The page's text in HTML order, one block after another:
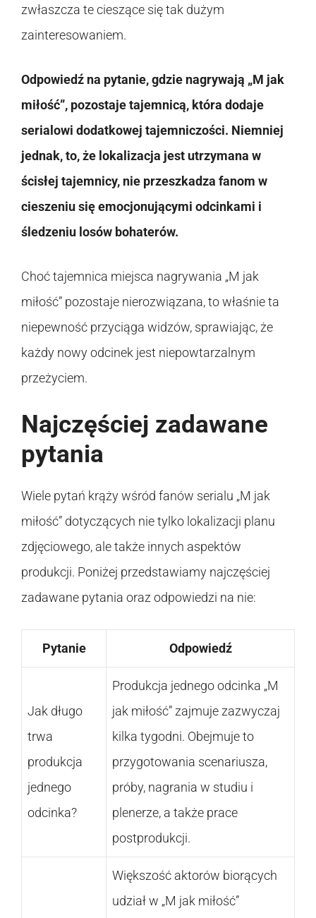
zwłaszcza te cieszące się tak dużym
zainteresowaniem.
Odpowiedź na pytanie, gdzie nagrywają „M jak
miłość”, pozostaje tajemnicą, która dodaje
serialowi dodatkowej tajemniczości. Niemniej
jednak, to, że lokalizacja jest utrzymana w
ścisłej tajemnicy, nie przeszkadza fanom w
cieszeniu się emocjonującymi odcinkami i
śledzeniu losów bohaterów.
Choć tajemnica miejsca nagrywania „M jak
miłość” pozostaje nierozwiązana, to właśnie ta
niepewność przyciąga widzów, sprawiając, że
każdy nowy odcinek jest niepowtarzalnym
przeżyciem.
Najczęściej zadawane
pytania
Wiele pytań krąży wśród fanów serialu „M jak
miłość” dotyczących nie tylko lokalizacji planu
zdjęciowego, ale także innych aspektów
produkcji. Poniżej przedstawiamy najczęściej
zadawane pytania oraz odpowiedzi na nie:
Pytanie Odpowiedź
Jak długo
trwa
produkcja
jednego
odcinka?
Produkcja jednego odcinka „M
jak miłość” zajmuje zazwyczaj
kilka tygodni. Obejmuje to
przygotowania scenariusza,
próby, nagrania w studiu i
plenerze, a także prace
postprodukcji.
Większość aktorów biorących
udział w „M jak miłość”